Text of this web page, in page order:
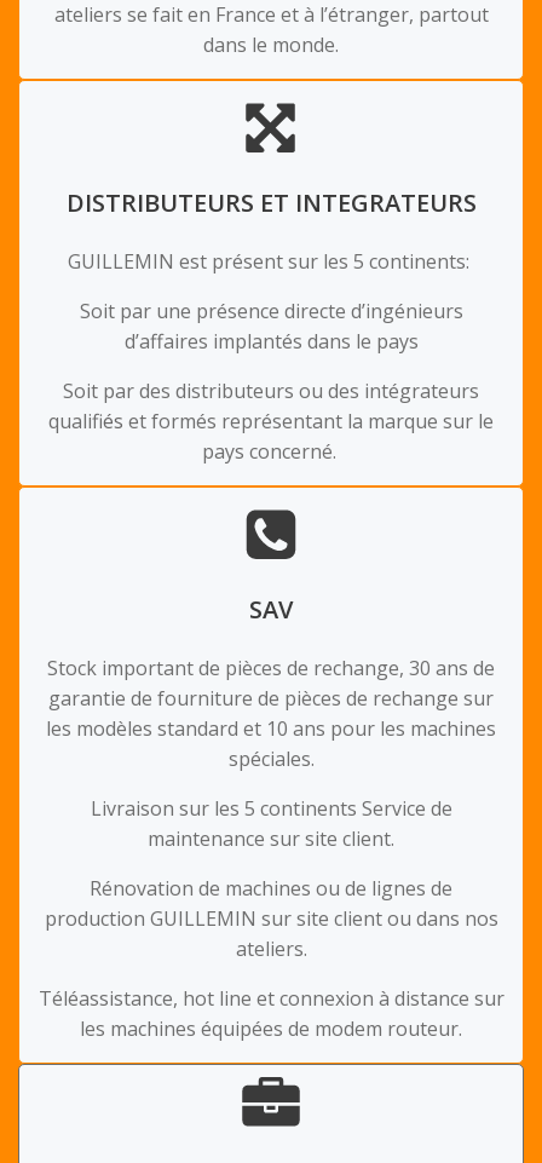
ateliers se fait en France et à l’étranger, partout
dans le monde.
DISTRIBUTEURS ET INTEGRATEURS
GUILLEMIN est présent sur les 5 continents:
Soit par une présence directe d’ingénieurs
d’affaires implantés dans le pays
Soit par des distributeurs ou des intégrateurs
qualifés et formés représentant la marque sur le
pays concerné.
SAV
Stock important de pièces de rechange, 30 ans de
garantie de fourniture de pièces de rechange sur
les modèles standard et 10 ans pour les machines
spéciales.
Livraison sur les 5 continents Service de
maintenance sur site client.
Rénovation de machines ou de lignes de
production GUILLEMIN sur site client ou dans nos
ateliers.
Téléassistance, hot line et connexion à distance sur
les machines équipées de modem routeur.